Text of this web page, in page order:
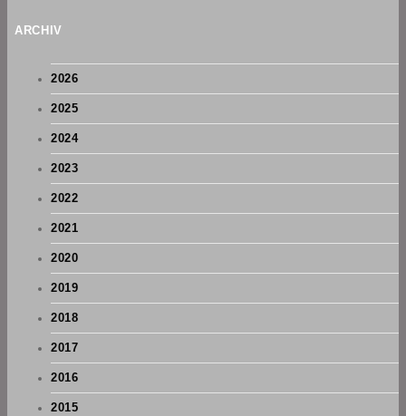
ARCHIV
2026
2025
2024
2023
2022
2021
2020
2019
2018
2017
2016
2015